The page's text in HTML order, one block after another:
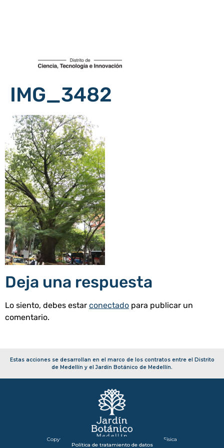
IMG_3482
Deja una respuesta
Lo siento, debes estar conectado
comentario.
Copyright 2026 – Secretaría de Infraestructura Física
Política de tratamiento de datos